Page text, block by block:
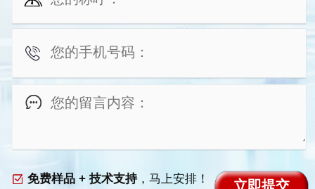
免费样品 + 技术支持，马上安排！